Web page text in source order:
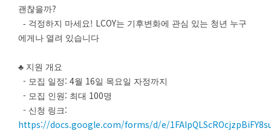
괜찮을까?
- 걱정하지 마세요! LCOY는 기후변화에 관심 있는 청년 누구
에게나 열려 있습니다
♣ 지원 개요
- 모집 일정 : 4월 16일 목요일 자정까지
- 모집 인원 : 최대 100명
- 신청 링크:
https://docs.google.com/forms/d/e/